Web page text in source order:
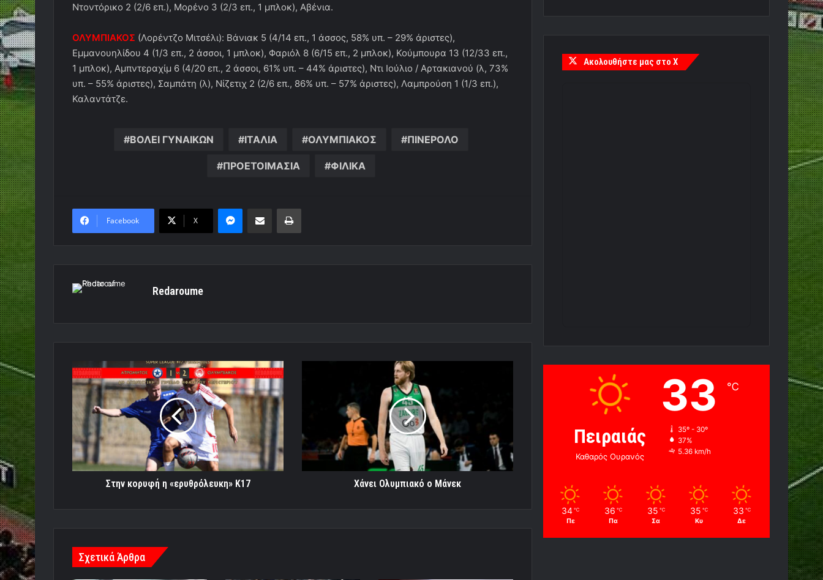
Ντοντόρικο 2 (2/6 επ.), Μορένο 3 (2/3 επ., 1 μπλοκ), Αβένια.
ΟΛΥΜΠΙΑΚΟΣ (Λορέντζο Μιτσέλι): Βάνιακ 5 (4/14 επ., 1 άσσος, 58% υπ. – 29% άριστες),
Εμμανουηλίδου 4 (1/3 επ., 2 άσσοι, 1 μπλοκ), Φαριόλ 8 (6/15 επ., 2 μπλοκ), Κούμπουρα 13 (12/33 επ.,
1 μπλοκ), Αμπντεραχίμ 6 (4/20 επ., 2 άσσοι, 61% υπ. – 44% άριστες), Ντι Ιούλιο / Αρτακιανού (λ, 73%
υπ. – 55% άριστες), Σαμπάτη (λ), Νίζετιχ 2 (2/6 επ., 86% υπ. – 57% άριστες), Λαμπρούση 1 (1/3 επ.),
Καλαντάτζε.
ΒΟΛΕΙ ΓΥΝΑΙΚΩΝ ΙΤΑΛΙΑ ΟΛΥΜΠΙΑΚΟΣ ΠΙΝΕΡΟΛΟ
ΠΡΟΕΤΟΙΜΑΣΙΑ ΦΙΛΙΚΑ
Facebook X
MessengerΚοινοποίηση μέσω ηλεκτρονικού ταχυδρομείουΕκτύπωση
Redaroume
Στην
κορυφή
η
«ερυθρόλευκη»
Κ17
Στην κορυφή η «ερυθρόλευκη» Κ17 Χάνει Ολυμπιακό ο Μάνεκ
Σχετικά Άρθρα
Ακολουθήστε μας στο X
Πειραιάς
Καθαρός Ουρανός
33 ℃
35º - 30º
37%
5.36 km/h
34 ℃
Πε
36 ℃
Πα
35 ℃
Σα
35 ℃
Κυ
33 ℃
Δε